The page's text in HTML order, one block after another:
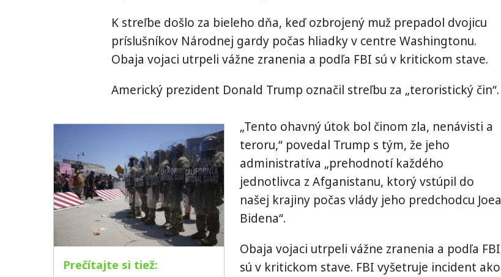
K streľbe došlo za bieleho dňa, keď ozbrojený muž prepadol dvojicu
príslušníkov Národnej gardy počas hliadky v centre Washingtonu.
Obaja vojaci utrpeli vážne zranenia a podľa FBI sú v kritickom stave.
Americký prezident Donald Trump označil streľbu za „teroristický čin“.
„Tento ohavný útok bol činom zla, nenávisti a
teroru,“ povedal Trump s tým, že jeho
administratíva „prehodnotí každého
jednotlivca z Afganistanu, ktorý vstúpil do
našej krajiny počas vlády jeho predchodcu Joea
Bidena“.
Obaja vojaci utrpeli vážne zranenia a podľa FBI
sú v kritickom stave. FBI vyšetruje incident ako